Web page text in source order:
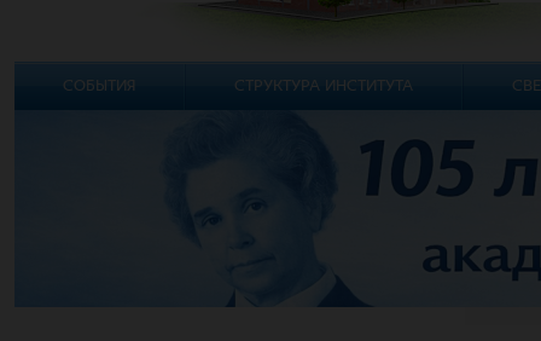
СОБЫТИЯ СТРУКТУРА ИНСТИТУТА